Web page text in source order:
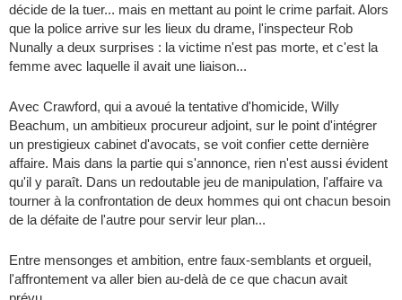
décide de la tuer... mais en mettant au point le crime parfait. Alors
que la police arrive sur les lieux du drame, l'inspecteur Rob
Nunally a deux surprises : la victime n'est pas morte, et c'est la
femme avec laquelle il avait une liaison...
Avec Crawford, qui a avoué la tentative d'homicide, Willy
Beachum, un ambitieux procureur adjoint, sur le point d'intégrer
un prestigieux cabinet d'avocats, se voit confier cette dernière
affaire. Mais dans la partie qui s'annonce, rien n'est aussi évident
qu'il y paraît. Dans un redoutable jeu de manipulation, l'affaire va
tourner à la confrontation de deux hommes qui ont chacun besoin
de la défaite de l'autre pour servir leur plan...
Entre mensonges et ambition, entre faux-semblants et orgueil,
l'affrontement va aller bien au-delà de ce que chacun avait